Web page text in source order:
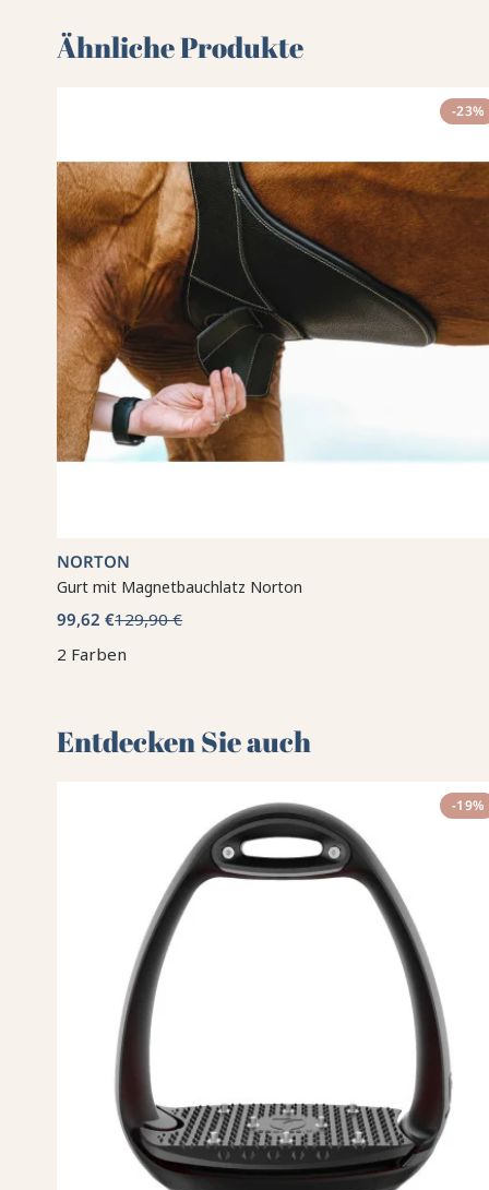
Ähnliche Produkte
-23%
NORTON
Gurt mit Magnetbauchlatz Norton
99,62 €129,90 €
2 Farben
Entdecken Sie auch 🌻
-19%